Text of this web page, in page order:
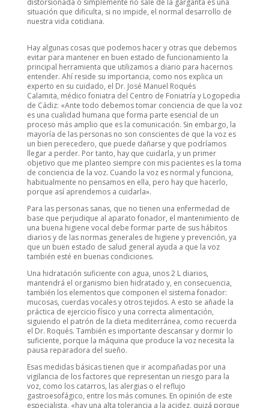
distorsionada o simplemente no sale de la garganta es una
situación que dificulta, si no impide, el normal desarrollo de
nuestra vida cotidiana.
Hay algunas cosas que podemos hacer y otras que debemos
evitar para mantener en buen estado de funcionamiento la
principal herramienta que utilizamos a diario para hacernos
entender. Ahí reside su importancia, como nos explica un
experto en su cuidado, el Dr. José Manuel Roqués
Calamita, médico foniatra del Centro de Foniatría y Logopedia
de Cádiz: «Ante todo debemos tomar conciencia de que la voz
es una cualidad humana que forma parte esencial de un
proceso más amplio que es la comunicación. Sin embargo, la
mayoría de las personas no son conscientes de que la voz es
un bien perecedero, que puede dañarse y que podríamos
llegar a perder. Por tanto, hay que cuidarla, y un primer
objetivo que me planteo siempre con mis pacientes es la toma
de conciencia de la voz. Cuando la voz es normal y funciona,
habitualmente no pensamos en ella, pero hay que hacerlo,
porque así aprendemos a cuidarla».
Para las personas sanas, que no tienen una enfermedad de
base que perjudique al aparato fonador, el mantenimiento de
una buena higiene vocal debe formar parte de sus hábitos
diarios y de las normas generales de higiene y prevención, ya
que un buen estado de salud general ayuda a que la voz
también esté en buenas condiciones.
Una hidratación suficiente con agua, unos 2 L diarios,
mantendrá el organismo bien hidratado y, en consecuencia,
también los elementos que componen el sistema fonador:
mucosas, cuerdas vocales y otros tejidos. A esto se añade la
práctica de ejercicio físico y una correcta alimentación,
siguiendo el patrón de la dieta mediterránea, como recuerda
el Dr. Roqués. También es importante descansar y dormir lo
suficiente, porque la máquina que produce la voz necesita la
pausa reparadora del sueño.
Esas medidas básicas tienen que ir acompañadas por una
vigilancia de los factores que representan un riesgo para la
voz, como los catarros, las alergias o el reflujo
gastroesofágico, entre los más comunes. En opinión de este
especialista, «hay una alta tolerancia a la acidez, quizá porque